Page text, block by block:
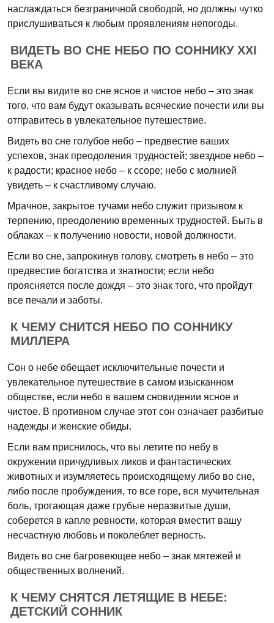
наслаждаться безграничной свободой, но должны чутко
прислушиваться к любым проявлениям непогоды.
ВИДЕТЬ ВО СНЕ НЕБО ПО СОННИКУ XXI
ВЕКА
Если вы видите во сне ясное и чистое небо – это знак
того, что вам будут оказывать всяческие почести или вы
отправитесь в увлекательное путешествие.
Видеть во сне голубое небо – предвестие ваших
успехов, знак преодоления трудностей; звездное небо –
к радости; красное небо – к ссоре; небо с молнией
увидеть – к счастливому случаю.
Мрачное, закрытое тучами небо служит призывом к
терпению, преодолению временных трудностей. Быть в
облаках – к получению новости, новой должности.
Если во сне, запрокинув голову, смотреть в небо – это
предвестие богатства и знатности; если небо
проясняется после дождя – это знак того, что пройдут
все печали и заботы.
К ЧЕМУ СНИТСЯ НЕБО ПО СОННИКУ
МИЛЛЕРА
Сон о небе обещает исключительные почести и
увлекательное путешествие в самом изысканном
обществе, если небо в вашем сновидении ясное и
чистое. В противном случае этот сон означает разбитые
надежды и женские обиды.
Если вам приснилось, что вы летите по небу в
окружении причудливых ликов и фантастических
животных и изумляетесь происходящему либо во сне,
либо после пробуждения, то все горе, вся мучительная
боль, трогающая даже грубые неразвитые души,
соберется в капле ревности, которая вместит вашу
несчастную любовь и поколеблет верность.
Видеть во сне багровеющее небо – знак мятежей и
общественных волнений.
К ЧЕМУ СНЯТСЯ ЛЕТЯЩИЕ В НЕБЕ:
ДЕТСКИЙ СОННИК